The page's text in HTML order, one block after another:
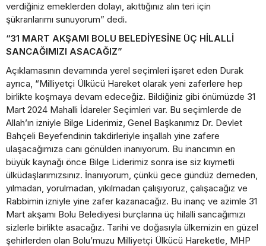
verdiğiniz emeklerden dolayı, akıttığınız alın teri için
şükranlarımı sunuyorum” dedi.
“31 MART AKŞAMI BOLU BELEDİYESİNE ÜÇ HİLALLİ
SANCAĞIMIZI ASACAĞIZ”
Açıklamasının devamında yerel seçimleri işaret eden Durak
ayrıca, “Milliyetçi Ülkücü Hareket olarak yeni zaferlere hep
birlikte koşmaya devam edeceğiz. Bildiğiniz gibi önümüzde 31
Mart 2024 Mahalli İdareler Seçimleri var. Bu seçimlerde de
Allah’ın izniyle Bilge Liderimiz, Genel Başkanımız Dr. Devlet
Bahçeli Beyefendinin takdirleriyle inşallah yine zafere
ulaşacağımıza canı gönülden inanıyorum. Bu inancımın en
büyük kaynağı önce Bilge Liderimiz sonra ise siz kıymetli
ülküdaşlarımızsınız. İnanıyorum, çünkü gece gündüz demeden,
yılmadan, yorulmadan, yıkılmadan çalışıyoruz, çalışacağız ve
Rabbimin izniyle yine zafer kazanacağız. Bu inanç ve azimle 31
Mart akşamı Bolu Belediyesi burçlarına üç hilalli sancağımızı
sizlerle birlikte asacağız. Tarihi ve doğasıyla ülkemizin en güzel
şehirlerden olan Bolu’muzu Milliyetçi Ülkücü Hareketle, MHP